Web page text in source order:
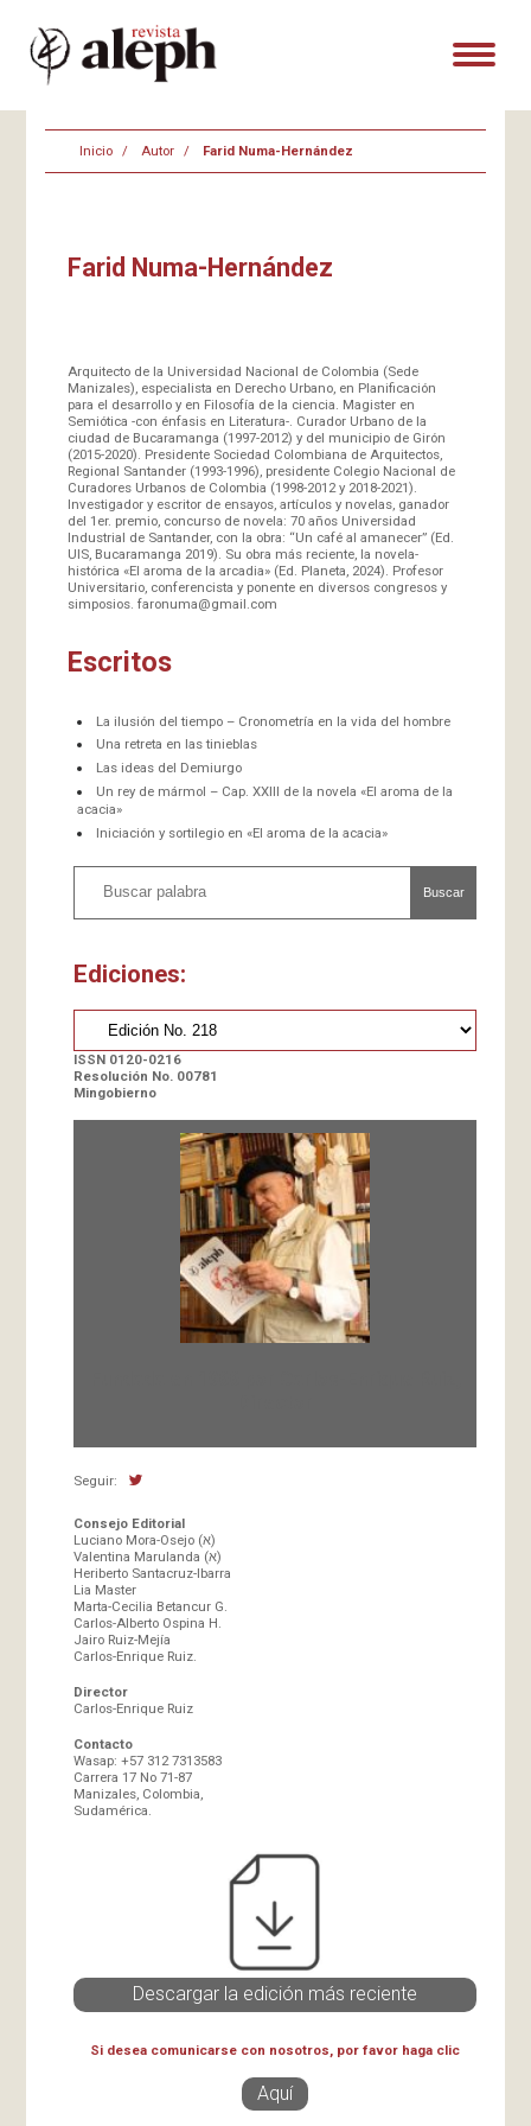
Inicio Autor Farid Numa-Hernández
Farid Numa-Hernández
Arquitecto de la Universidad Nacional de Colombia (Sede
Manizales), especialista en Derecho Urbano, en Planificación
para el desarrollo y en Filosofía de la ciencia. Magister en
Semiótica -con énfasis en Literatura-. Curador Urbano de la
ciudad de Bucaramanga (1997-2012) y del municipio de Girón
(2015-2020). Presidente Sociedad Colombiana de Arquitectos,
Regional Santander (1993-1996), presidente Colegio Nacional de
Curadores Urbanos de Colombia (1998-2012 y 2018-2021).
Investigador y escritor de ensayos, artículos y novelas, ganador
del 1er. premio, concurso de novela: 70 años Universidad
Industrial de Santander, con la obra: “Un café al amanecer” (Ed.
UIS, Bucaramanga 2019). Su obra más reciente, la novela-
histórica «El aroma de la arcadia» (Ed. Planeta, 2024). Profesor
Universitario, conferencista y ponente en diversos congresos y
simposios. faronuma@gmail.com
Escritos
La ilusión del tiempo – Cronometría en la vida del hombre
Una retreta en las tinieblas
Las ideas del Demiurgo
Un rey de mármol – Cap. XXIII de la novela «El aroma de la
acacia»
Iniciación y sortilegio en «El aroma de la acacia»
Buscar
Ediciones:
ISSN 0120-0216
Resolución No. 00781
Mingobierno
Seguir:
Consejo Editorial
Luciano Mora-Osejo (א)
Valentina Marulanda (א)
Heriberto Santacruz-Ibarra
Lia Master
Marta-Cecilia Betancur G.
Carlos-Alberto Ospina H.
Jairo Ruiz-Mejía
Carlos-Enrique Ruiz.
Director
Carlos-Enrique Ruiz
Contacto
Wasap: +57 312 7313583
Carrera 17 No 71-87
Manizales, Colombia,
Sudamérica.
Descargar la edición más reciente
Si desea comunicarse con nosotros, por favor haga clic
Aquí